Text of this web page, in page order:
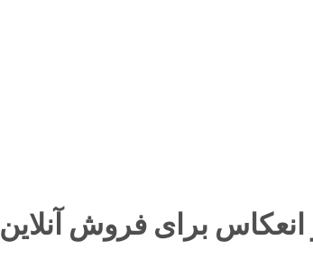
برای فروش آنلاین